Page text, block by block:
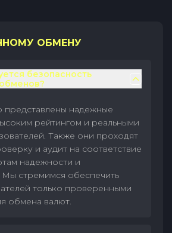
ОБМЕНУ
безопасность
представлены надежные
рейтингом и реальными
Также они проходят
и аудит на соответствие
надежности и
Мы стремимся обеспечить
только проверенными
обмена валют.